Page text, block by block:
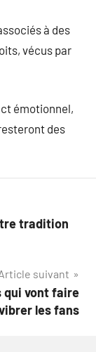
à des
vécus par
émotionnel,
des
tradition
suivant
qui vont faire
les fans